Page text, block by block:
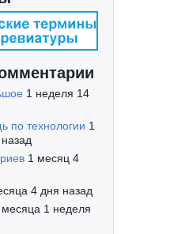
1 неделя 14
по технологии 1
1 месяц 4
4 дня назад
1 неделя